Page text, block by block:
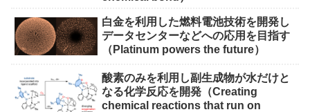
白金を利用した燃料電池技術を開発し
データセンターなどへの応用を目指す
（Platinum powers the future）
酸素のみを利用し副生成物が水だけと
なる化学反応を開発（Creating
chemical reactions that run on